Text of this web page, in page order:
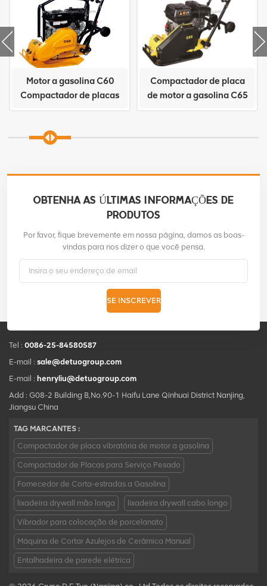
Motor a gasolina C60
Compactador de placas
Compactador de placa
de motor a gasolina C65
OBTENHA AS ÚLTIMAS INFORMAÇÕES DE
PRODUTOS
Por favor, fique brevemente em nossa página, damos as boas-
vindas para nos dizer o que você pensa.
SE INSCREVER
Tel : 0086-25-84580587
E-mail : sale@detuogroup.com
E-mail : henryliu@detuogroup.com
Add : G08-2 Building B,No.90-1 Haifu Lane Qinhuai District Nanjing,
Jiangsu China
TAG MARCANTES :
Compactador de placa vibratória de motor a gasolina
Compactador de Placas para Serviço Pesado
Fornecedor de Corta-estradas a Gasolina
lixadeira drywall mão longa lixadeira drywall cabo longo
Vibrador para colocação de porcelanato
Máquina de Cortar Azulejos de Cerâmica Manual
Entalhadeira de parede elétrica